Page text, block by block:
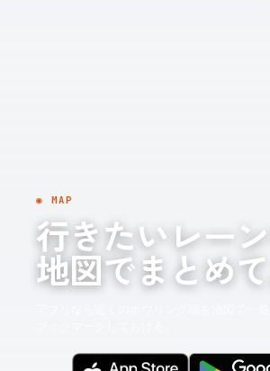
◉ MAP
行きたいレーン
地図でまとめて